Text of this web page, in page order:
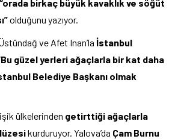
“orada birkaç büyük kavaklık ve söğüt
olduğunu yazıyor.
ve Afet Inan’la İstanbul
güzel yerleri ağaçlarla bir kat daha
Belediye Başkanı olmak
ülkelerinden getirttiği ağaçlarla
kurduruyor. Yalova’da Çam Burnu